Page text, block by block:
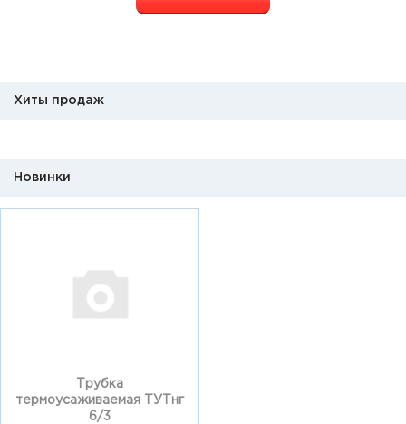
Хиты продаж
Новинки
Трубка
термоусаживаемая ТУТнг
6/3